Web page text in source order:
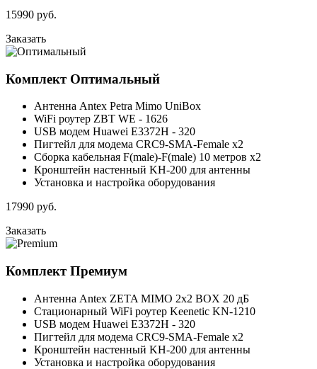
15990 руб.
Заказать
Комплект Оптимальный
Антенна Antex Petra Mimo UniBox
WiFi роутер ZBT WE - 1626
USB модем Huawei E3372H - 320
Пигтейл для модема CRC9-SMA-Female x2
Сборка кабельная F(male)-F(male) 10 метров x2
Кронштейн настенный KH-200 для антенны
Установка и настройка оборудования
17990 руб.
Заказать
КомплектПремиум
Антенна Antex ZETA MIMO 2x2 BOX 20 дБ
Стационарный WiFi роутер Keenetic KN-1210
USB модем Huawei E3372H - 320
Пигтейл для модема CRC9-SMA-Female x2
Кронштейн настенный KH-200 для антенны
Установка и настройка оборудования